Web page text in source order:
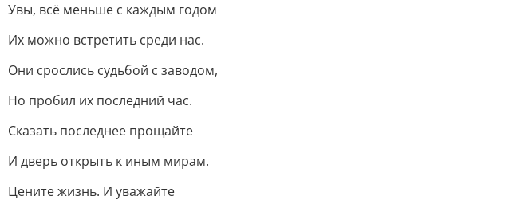
Увы, всё меньше с каждым годом
Их можно встретить среди нас.
Они срослись судьбой с заводом,
Но пробил их последний час.
Сказать последнее прощайте
И дверь открыть к иным мирам.
Цените жизнь. И уважайте